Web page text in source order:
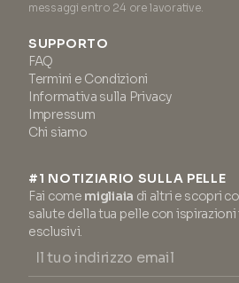
messaggi entro 24 ore lavorative.
SUPPORTO
FAQ
Termini e Condizioni
Informativa sulla Privacy
Impressum
Chi siamo
#1 NOTIZIARIO SULLA PELLE
Fai come migliaia di altri e scopri
salute della tua pelle con
esclusivi.